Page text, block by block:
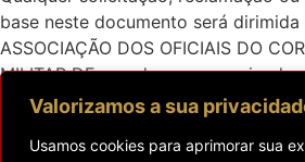
Valorizamos a sua
Usamos cookies para aprimorar sua
base neste documento será
ASSOCIAÇÃO DOS OFICIAIS DO
MILITAR DF e pode ser comunicada
contato@assofbm.com.br.
Sem prejuízo de qualquer outra via